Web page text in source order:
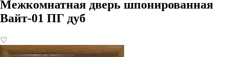
Межкомнатная дверь шпонированная
Вайт-01 ПГ дуб
♡